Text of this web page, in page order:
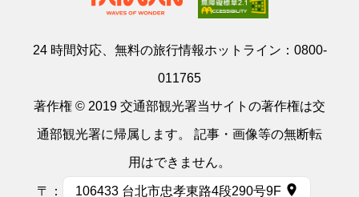
24 時間対応、無料の旅行情報ホットライン： 0800-
011765
著作権 © 2019 交通部観光署当サイトの著作権は交
通部観光署に帰属します。 記事・画像等の無断転
用はできません。
〒： 106433 台北市忠孝東路4段290号9F